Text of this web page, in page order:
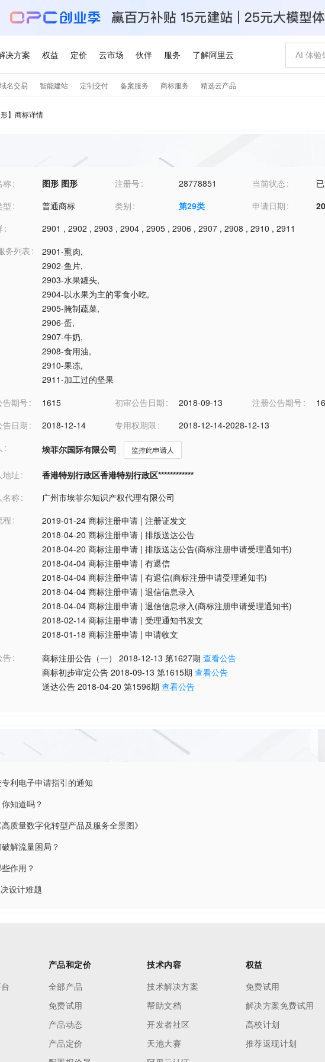
】商标详情
称 图形 图形 注册号 28778851 当前状态
型
普通商标 类别 第29类 申请日期
2901 , 2902 , 2903 , 2904 , 2905 , 2906 , 2907 , 2908 , 2910 , 2911
务列表
2901-熏肉,
2902-鱼片,
2903-水果罐头,
2904-以水果为主的零食小吃,
2905-腌制蔬菜,
2906-蛋,
2907-牛奶,
2908-食用油,
2910-果冻,
2911-加工过的坚果
告期号
1615 初审公告日期 2018-09-13 注册公告期号
告日期
2018-12-14 专用权期限
2018-12-14-2028-12-13
埃菲尔国际有限公司 监控此申请人
地址
香港特别行政区香港特别行政区************
名称
广州市埃菲尔知识产权代理有限公司
程
2019-01-24 商标注册申请 | 注册证发文
2018-04-20 商标注册申请 | 排版送达公告
2018-04-20 商标注册申请 | 排版送达公告(商标注册申请受理通知书)
2018-04-04 商标注册申请 | 有退信
2018-04-04 商标注册申请 | 有退信(商标注册申请受理通知书)
2018-04-04 商标注册申请 | 退信信息录入
2018-04-04 商标注册申请 | 退信信息录入(商标注册申请受理通知书)
2018-02-14 商标注册申请 | 受理通知书发文
2018-01-18 商标注册申请 | 申请收文
告
商标注册公告（一） 2018-12-13 第1627期 查看公告
商标初步审定公告 2018-09-13 第1615期 查看公告
送达公告 2018-04-20 第1596期 查看公告
利电子申请指引的通知
知道吗？
质量数字化转型产品及服务全景图》
解流量困局？
作用？
设计难题